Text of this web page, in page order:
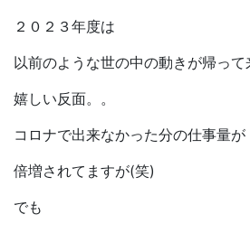
２０２３年度は
以前のような世の中の動きが帰って
嬉しい反面。。
コロナで出来なかった分の仕事量が
倍増されてますが(笑)
でも